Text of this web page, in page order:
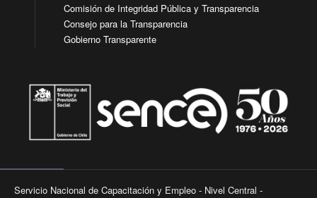
Comisión de Integridad Pública y Transparencia
Consejo para la Transparencia
Gobierno Transparente
Servicio Nacional de Capacitación y Empleo - Nivel Central -